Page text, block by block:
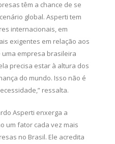
têm a chance de se
global. Asperti tem
internacionais, em
exigentes em relação aos
uma empresa brasileira
precisa estar à altura dos
do mundo. Isso não é
ressalta.
Asperti enxerga a
um fator cada vez mais
no Brasil. Ele acredita